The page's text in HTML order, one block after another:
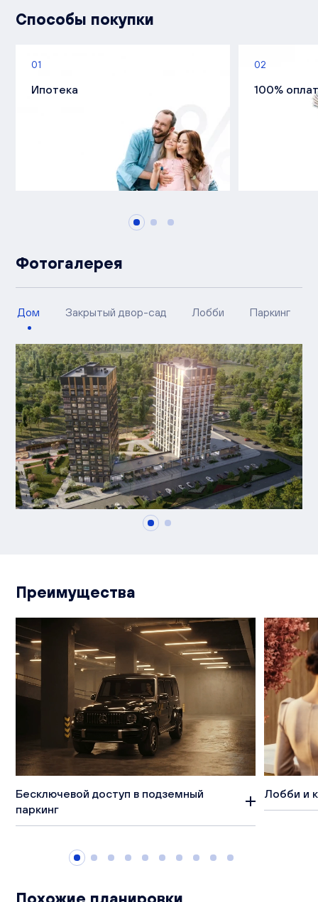
Способы покупки
01
Ипотека
02
100%
Фотогалерея
Дом Закрытый двор-сад Лобби Паркинг
Преимущества
Бесключевой доступ в подземный
паркинг
Лобби и